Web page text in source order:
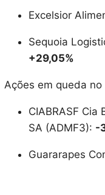
Excelsior
Sequoia
+29,05%
Ações em queda no
CIABRASF Cia
SA (ADMF3): -
Guararapes